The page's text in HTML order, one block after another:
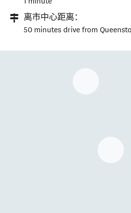
离市中心距离：
50 minutes drive from